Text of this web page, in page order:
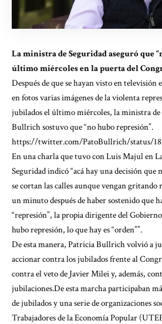
La ministra de Seguridad aseguró que
último miércoles en la puerta del
Después de que se hayan visto en televisión
en fotos varias imágenes de la violenta
jubilados el último miércoles, la ministra
Bullrich sostuvo que “no hubo represión”.
https://twitter.com/PatoBullrich/status/
En una charla que tuvo con Luis Majul en
Seguridad indicó “acá hay una decisión que
se cortan las calles aunque vengan gritando
un minuto después de haber sostenido que
“represión”, la propia dirigente del
hubo represión, lo que hay es “orden””.
De esta manera, Patricia Bullrich volvió a
accionar contra los jubilados frente al
contra el veto de Javier Milei y, además,
jubilaciones.De esta marcha participaban
de jubilados y una serie de organizaciones
Trabajadores de la Economía Popular